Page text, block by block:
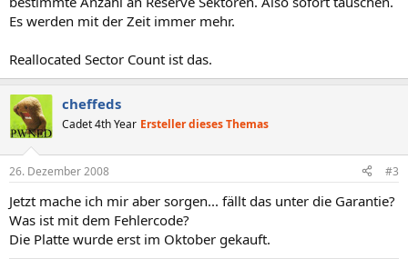
Es werden mit der Zeit immer mehr.
Reallocated Sector Count ist das.
cheffeds
Cadet 4th Year Ersteller dieses Themas
26. Dezember 2008 #3
Jetzt mache ich mir aber sorgen... fällt das unter die Garantie?
Was ist mit dem Fehlercode?
Die Platte wurde erst im Oktober gekauft.